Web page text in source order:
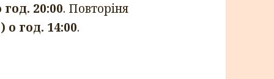
год. 20:00. Повторіня
о год. 14:00.